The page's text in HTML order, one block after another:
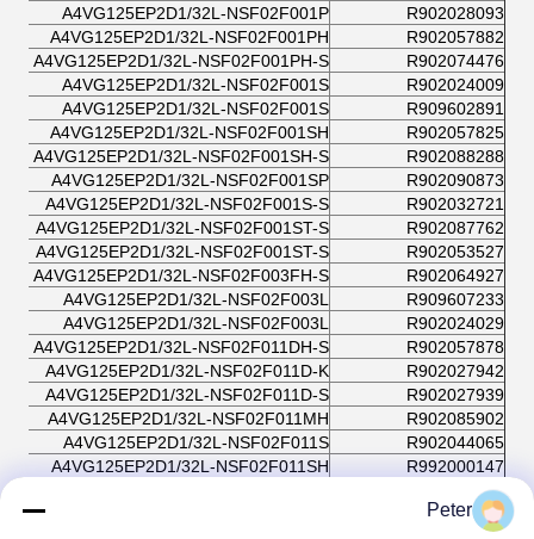
R902028093
A4VG125EP2D1/32L-NSF02F001P
R902057882
A4VG125EP2D1/32L-NSF02F001PH
R902074476
A4VG125EP2D1/32L-NSF02F001PH-S
R902024009
A4VG125EP2D1/32L-NSF02F001S
R909602891
A4VG125EP2D1/32L-NSF02F001S
R902057825
A4VG125EP2D1/32L-NSF02F001SH
R902088288
A4VG125EP2D1/32L-NSF02F001SH-S
R902090873
A4VG125EP2D1/32L-NSF02F001SP
R902032721
A4VG125EP2D1/32L-NSF02F001S-S
R902087762
A4VG125EP2D1/32L-NSF02F001ST-S
R902053527
A4VG125EP2D1/32L-NSF02F001ST-S
R902064927
A4VG125EP2D1/32L-NSF02F003FH-S
R909607233
A4VG125EP2D1/32L-NSF02F003L
R902024029
A4VG125EP2D1/32L-NSF02F003L
R902057878
A4VG125EP2D1/32L-NSF02F011DH-S
R902027942
A4VG125EP2D1/32L-NSF02F011D-K
R902027939
A4VG125EP2D1/32L-NSF02F011D-S
R902085902
A4VG125EP2D1/32L-NSF02F011MH
R902044065
A4VG125EP2D1/32L-NSF02F011S
R992000147
A4VG125EP2D1/32L-NSF02F011SH
R902058504
R902024308
Peter